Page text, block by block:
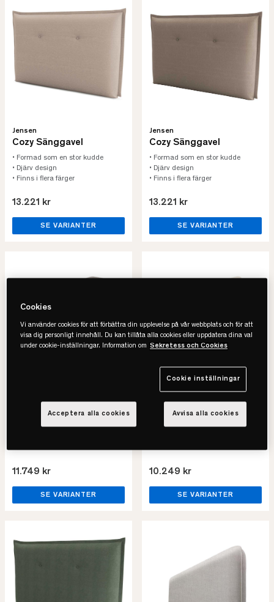
Jensen
Cozy Sänggavel
• Formad som en stor kudde
• Djärv design
• Finns i flera färger
13.221 kr
SE VARIANTER
Jensen
Cozy Sänggavel
• Formad som en stor kudde
• Djärv design
• Finns i flera färger
13.221 kr
SE VARIANTER
Promise Cushion
Sänggavel
• Djupa stickningar
11.749 kr
SE VARIANTER
Tempur
North Sensory
Sänggavel
• Dekorativ kanalsöm
10.249 kr
SE VARIANTER
Cookies
Vi använder cookies för att förbättra din upplevelse på vår webbplats och för att
visa dig personligt innehåll. Du kan tillåta alla cookies eller uppdatera dina val
under cookie-inställningar. Information om Sekretess och Cookies
Cookie inställningar
Avvisa alla cookies
Acceptera alla cookies